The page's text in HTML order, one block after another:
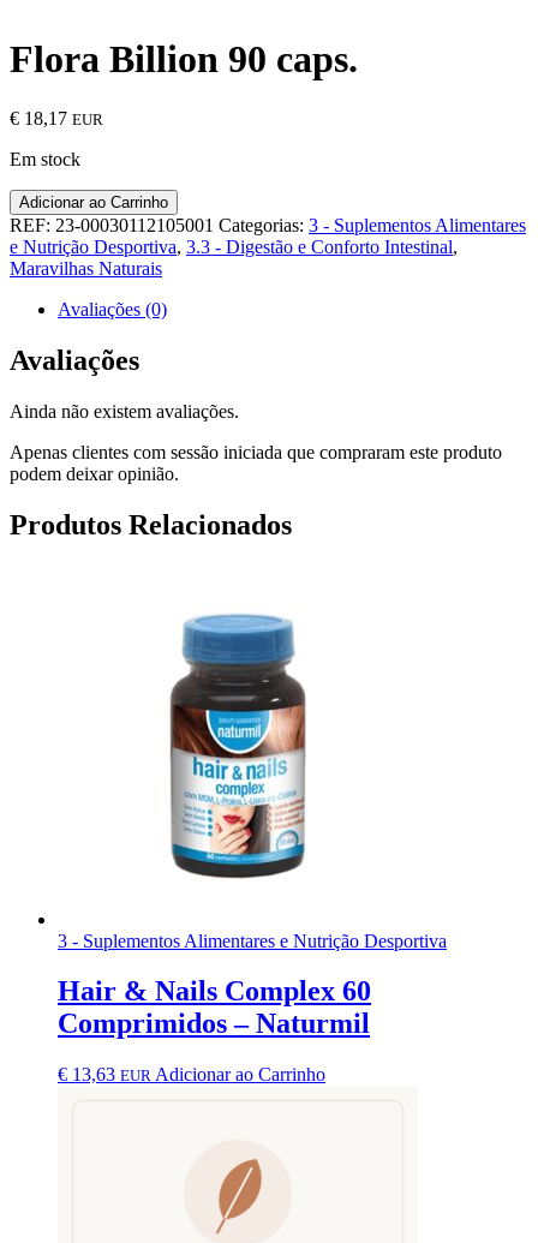
Flora Billion 90 caps.
€ 18,17 EUR
Em stock
Quantidade
de
Flora
Billion
caps.
Adicionar ao Carrinho
REF: 23-00030112105001 Categorias: 3 - Suplementos Alimentares
e Nutrição Desportiva, 3.3 - Digestão e Conforto Intestinal,
Maravilhas Naturais
Avaliações (0)
Avaliações
Ainda não existem avaliações.
Apenas clientes com sessão iniciada que compraram este produto
podem deixar opinião.
Produtos Relacionados
3 - Suplementos Alimentares e Nutrição Desportiva
Hair & Nails Complex 60
Comprimidos – Naturmil
€ 13,63 EUR Adicionar ao Carrinho